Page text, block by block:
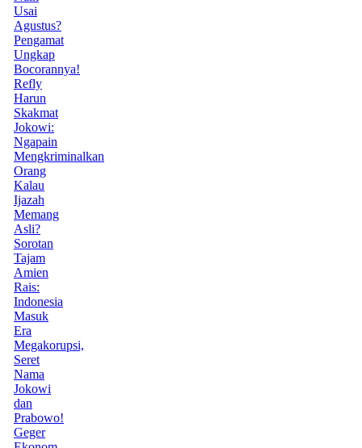
Usai
Agustus?
Pengamat
Ungkap
Bocorannya!
Refly
Harun
Skakmat
Jokowi:
Ngapain
Mengkriminalkan
Orang
Kalau
Ijazah
Memang
Asli?
Sorotan
Tajam
Amien
Rais:
Indonesia
Masuk
Era
Megakorupsi,
Seret
Nama
Jokowi
dan
Prabowo!
Geger